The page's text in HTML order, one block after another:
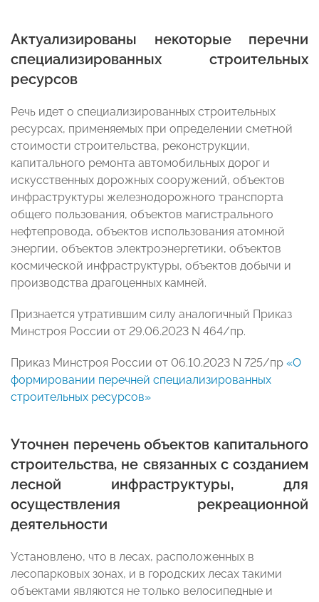
Актуализированы некоторые перечни
специализированных строительных
ресурсов
Речь идет о специализированных строительных
ресурсах, применяемых при определении сметной
стоимости строительства, реконструкции,
капитального ремонта автомобильных дорог и
искусственных дорожных сооружений, объектов
инфраструктуры железнодорожного транспорта
общего пользования, объектов магистрального
нефтепровода, объектов использования атомной
энергии, объектов электроэнергетики, объектов
космической инфраструктуры, объектов добычи и
производства драгоценных камней.
Признается утратившим силу аналогичный Приказ
Минстроя России от 29.06.2023 N 464/пр.
Приказ Минстроя России от 06.10.2023 N 725/пр «О
формировании перечней специализированных
строительных ресурсов»
Уточнен перечень объектов капитального
строительства, не связанных с созданием
лесной инфраструктуры, для
осуществления рекреационной
деятельности
Установлено, что в лесах, расположенных в
лесопарковых зонах, и в городских лесах такими
объектами являются не только велосипедные и